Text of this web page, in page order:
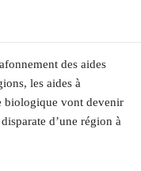
des aides
les aides à
biologique vont devenir
d’une région à